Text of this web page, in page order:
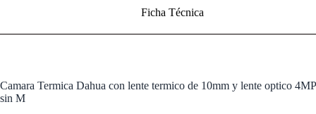
Ficha Técnica
Camara Termica Dahua con lente termico de 10mm y lente optico 4MP
sin M